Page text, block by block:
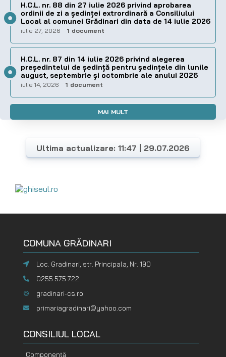
H.C.L. nr. 88 din 27 iulie 2026 privind aprobarea
ordinii de zi a şedinţei extrordinară a Consiliului
Local al comunei Grădinari din data de 14 iulie 2026
iulie 27, 2026 1 document
H.C.L. nr. 87 din 14 iulie 2026 privind alegerea
preşedintelui de şedinţă pentru ședințele din lunile
august, septembrie și octombrie ale anului 2026
iulie 14, 2026 1 document
MAI MULT
Ultima actualizare: 11:47 | 29.07.2026
COMUNA GRĂDINARI
Loc. Gradinari, str. Principala, Nr. 190
0255 575 722
gradinari-cs.ro
primariagradinari@yahoo.com
CONSILIUL LOCAL
Componență